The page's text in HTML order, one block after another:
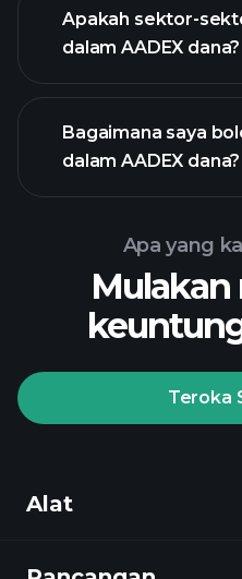
holdings
Apakah sektor-
dalam AADEX dana?
Bagaimana saya
dalam AADEX dana?
Apa yang
Teroka
Alat